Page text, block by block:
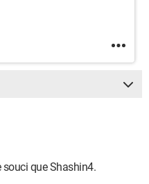
souci que Shashin4.